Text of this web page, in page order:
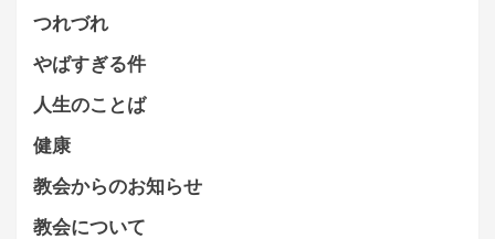
つれづれ
やばすぎる件
人生のことば
健康
教会からのお知らせ
教会について